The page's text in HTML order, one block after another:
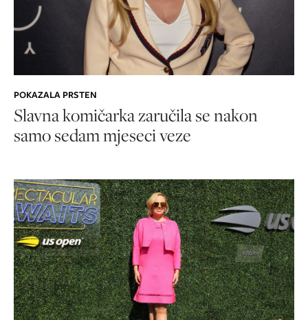
POKAZALA PRSTEN
Slavna komičarka zaručila se nakon
samo sedam mjeseci veze